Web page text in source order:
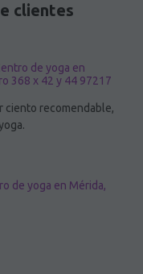
clientes
de yoga en
368 x 42 y 44 97217
ciento recomendable,
de yoga en Mérida,